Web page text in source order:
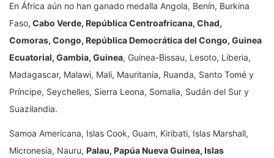
En África aún no han ganado medalla Angola, Benín, Burkina
Faso, Cabo Verde, República Centroafricana, Chad,
Comoras, Congo, República Democrática del Congo, Guinea
Ecuatorial, Gambia, Guinea, Guinea-Bissau, Lesoto, Liberia,
Madagascar, Malawi, Mali, Mauritania, Ruanda, Santo Tomé y
Príncipe, Seychelles, Sierra Leona, Somalia, Sudán del Sur y
Suazilandia.
Samoa Americana, Islas Cook, Guam, Kiribati, Islas Marshall,
Micronesia, Nauru, Palau, Papúa Nueva Guinea, Islas